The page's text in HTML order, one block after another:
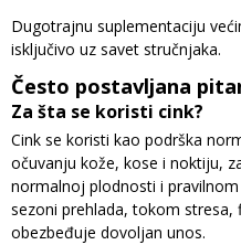
Dugotrajnu suplementaciju
isključivo uz savet stručnjaka.
Često postavljana
Za šta se koristi cink?
Cink se koristi kao podrška
očuvanju kože, kose i noktiju,
normalnoj plodnosti i
sezoni prehlada, tokom stresa,
obezbeđuje dovoljan unos.